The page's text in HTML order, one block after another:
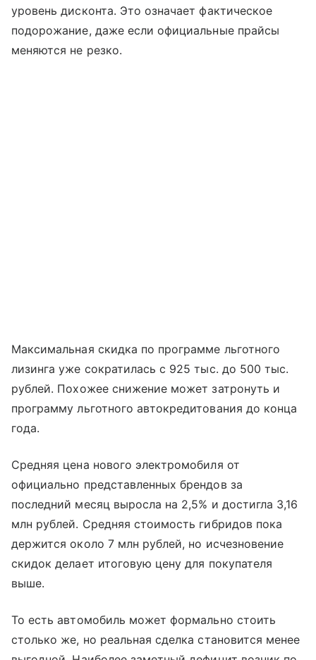
уровень дисконта. Это означает фактическое
подорожание, даже если официальные прайсы
меняются не резко.
Максимальная скидка по программе льготного
лизинга уже сократилась с 925 тыс. до 500 тыс.
рублей. Похожее снижение может затронуть и
программу льготного автокредитования до конца
года.
Средняя цена нового электромобиля от
официально представленных брендов за
последний месяц выросла на 2,5% и достигла 3,16
млн рублей. Средняя стоимость гибридов пока
держится около 7 млн рублей, но исчезновение
скидок делает итоговую цену для покупателя
выше.
То есть автомобиль может формально стоить
столько же, но реальная сделка становится менее